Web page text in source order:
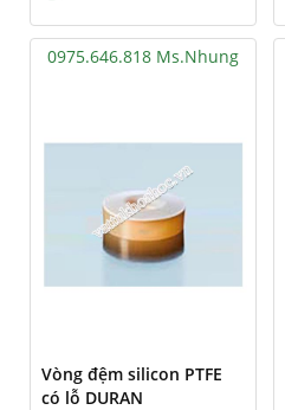
0975.646.818 Ms.Nhung
Vòng đệm silicon PTFE
có lỗ DURAN